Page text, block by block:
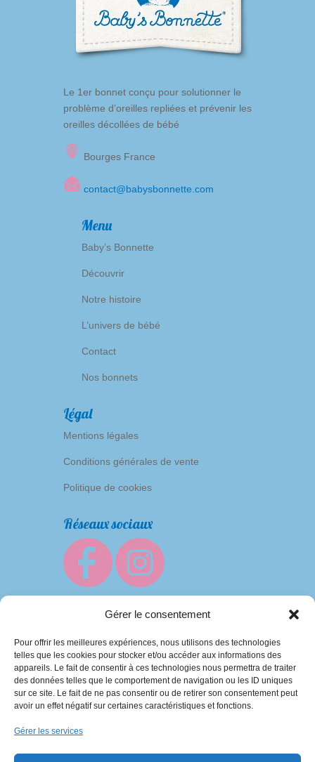
Gérer le consentement
Pour offrir les meilleures expériences, nous utilisons des technologies
telles que les cookies pour stocker et/ou accéder aux informations des
appareils. Le fait de consentir à ces technologies nous permettra de traiter
des données telles que le comportement de navigation ou les ID uniques
sur ce site. Le fait de ne pas consentir ou de retirer son consentement peut
avoir un effet négatif sur certaines caractéristiques et fonctions.
Gérer les services
Le 1er bonnet conçu pour solutionner le
problème d’oreilles repliées et prévenir les
oreilles décollées de bébé
Bourges France
contact@babysbonnette.com
Menu
Baby’s Bonnette
Découvrir
Notre histoire
L’univers de bébé
Contact
Nos bonnets
Légal
Mentions légales
Conditions générales de vente
Politique de cookies
Réseaux sociaux
Baby’s Bonnette 2013-2026 | Intégration